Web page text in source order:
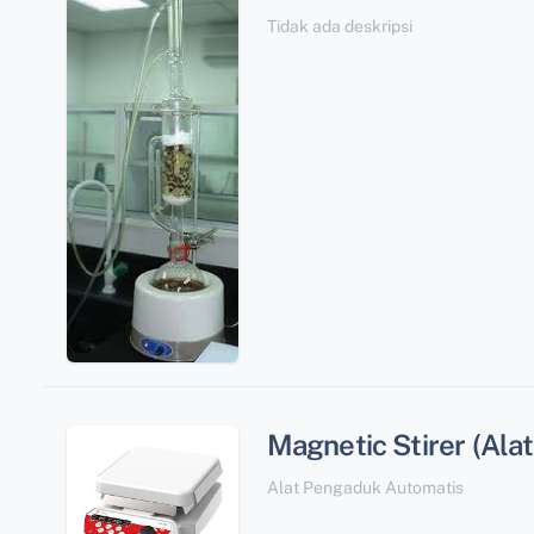
Tidak ada deskripsi
Magnetic Stirer
Alat Pengaduk Automatis